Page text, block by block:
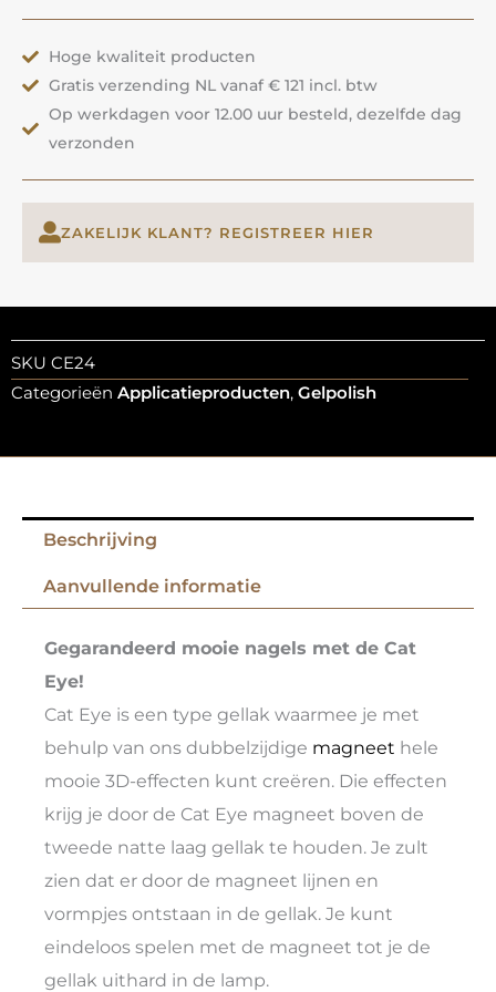
aantal
Hoge kwaliteit producten
Gratis verzending NL vanaf € 121 incl. btw
Op werkdagen voor 12.00 uur besteld, dezelfde dag
verzonden
ZAKELIJK KLANT? REGISTREER HIER
SKU CE24
Categorieën Applicatieproducten, Gelpolish
Beschrijving
Aanvullende informatie
Gegarandeerd mooie nagels met de Cat
Eye!
Cat Eye is een type gellak waarmee je met
behulp van ons dubbelzijdige magneet hele
mooie 3D-effecten kunt creëren. Die effecten
krijg je door de Cat Eye magneet boven de
tweede natte laag gellak te houden. Je zult
zien dat er door de magneet lijnen en
vormpjes ontstaan in de gellak. Je kunt
eindeloos spelen met de magneet tot je de
gellak uithard in de lamp.